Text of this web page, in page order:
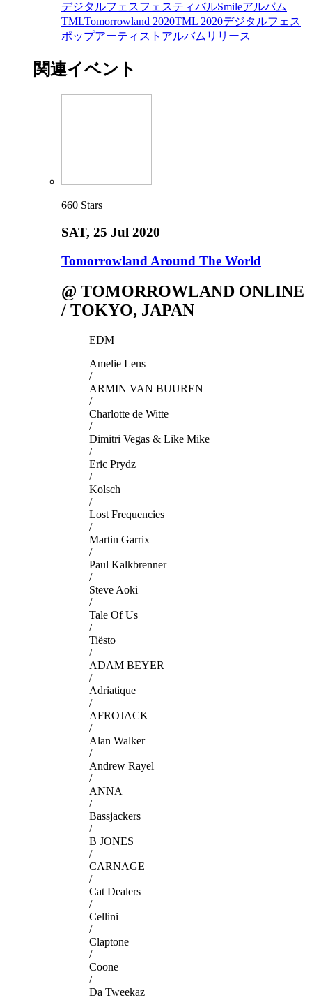
デジタルフェスフェスティバルSmileアルバム
TMLTomorrowland 2020TML 2020デジタルフェス
ポップアーティスト アルバムリリース
関連イベント
660 Stars
SAT, 25 Jul 2020
Tomorrowland Around The World
@ TOMORROWLAND ONLINE
/ TOKYO, JAPAN
EDM
Amelie Lens
/
ARMIN VAN BUUREN
/
Charlotte de Witte
/
Dimitri Vegas & Like Mike
/
Eric Prydz
/
Kolsch
/
Lost Frequencies
/
Martin Garrix
/
Paul Kalkbrenner
/
Steve Aoki
/
Tale Of Us
/
Tiësto
/
ADAM BEYER
/
Adriatique
/
AFROJACK
/
Alan Walker
/
Andrew Rayel
/
ANNA
/
Bassjackers
/
B JONES
/
CARNAGE
/
Cat Dealers
/
Cellini
/
Claptone
/
Coone
/
Da Tweekaz